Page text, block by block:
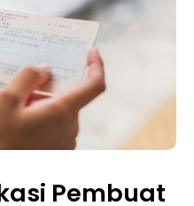
Pembuat